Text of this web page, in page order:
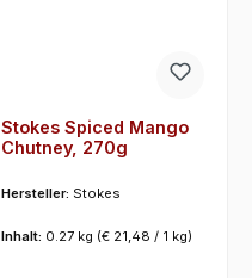
Stokes Spiced Mango
Chutney, 270g
Hersteller: Stokes
Inhalt: 0.27 kg (€ 21,48 / 1 kg)